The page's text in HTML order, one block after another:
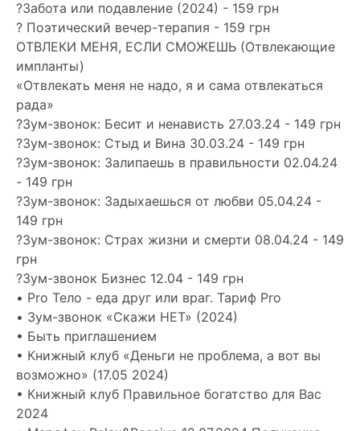
?Забота или подавление (2024) - 159 грн
? Поэтический вечер-терапия - 159 грн
ОТВЛЕКИ МЕНЯ, ЕСЛИ СМОЖЕШЬ (Отвлекающие
импланты)
«Отвлекать меня не надо, я и сама отвлекаться
рада»
?Зум-звонок: Бесит и ненависть 27.03.24 - 149 грн
?Зум-звонок: Стыд и Вина 30.03.24 - 149 грн
?Зум-звонок: Залипаешь в правильности 02.04.24
- 149 грн
?Зум-звонок: Задыхаешься от любви 05.04.24 -
149 грн
?Зум-звонок: Страх жизни и смерти 08.04.24 - 149
грн
?Зум-звонок Бизнес 12.04 - 149 грн
• Pro Тело - еда друг или враг. Тариф Pro
• Зум-звонок «Скажи НЕТ» (2024)
• Быть приглашением
• Книжный клуб «Деньги не проблема, а вот вы
возможно» (17.05 2024)
• Книжный клуб Правильное богатство для Вас
2024